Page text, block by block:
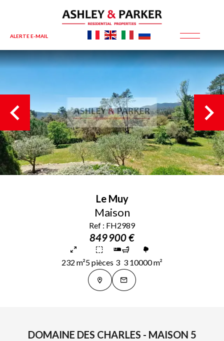
ALERTE E-MAIL
Le Muy
Maison
Ref : FH2989
849 900 €
232 m²5 pièces 3 3 10000 m²
DOMAINE DES CHARLES - MAISON 5